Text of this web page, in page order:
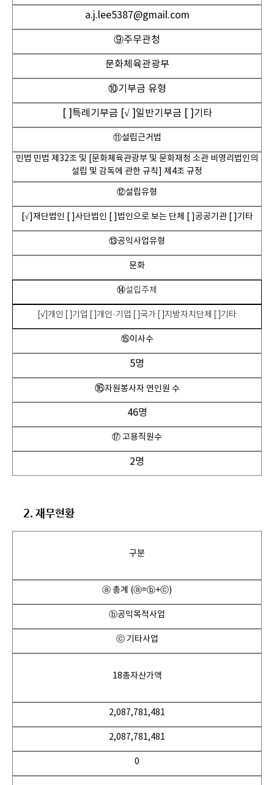
a.j.lee5387@gmail.com
⑨주무관청
문화체육관광부
⑩기부금 유형
[ ]특례기부금 [√ ]일반기부금 [ ]기타
⑪설립근거법
민법 민법 제32조 및 [문화체육관광부 및 문화재청 소관 비영리법인의
설립 및 감독에 관한 규칙] 제4조 규정
⑫설립유형
[√]재단법인 [ ]사단법인 [ ]법인으로 보는 단체 [ ]공공기관 [ ]기타
⑬공익사업유형
문화
⑭설립주체
[√]개인 [ ]기업 [ ]개인·기업 [ ]국가 [ ]지방자치단체 [ ]기타
⑮이사수
5명
⑯자원봉사자 연인원 수
46명
⑰ 고용직원수
2명
2. 재무현황
구분
ⓐ 총계 (ⓐ=ⓑ+ⓒ)
ⓑ공익목적사업
ⓒ 기타사업
18총자산가액
2,087,781,481
2,087,781,481
0